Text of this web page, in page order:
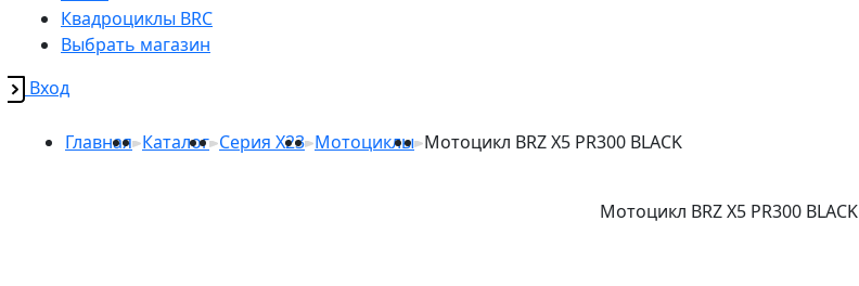
Квадроциклы BRC
Выбрать магазин
Вход
Главная Каталог Серия X23 Мотоциклы Мотоцикл BRZ X5 PR300 BLACK
Мотоцикл BRZ X5 PR300 BLACK